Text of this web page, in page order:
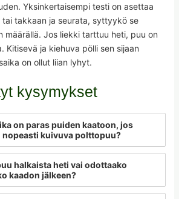
Yksinkertaisempi testi on asettaa
tai takkaan ja seurata, syttyykö se
määrällä. Jos liekki tarttuu heti, puu on
Kitisevä ja kiehuva pölli sen sijaan
on ollut liian lyhyt.
kysymykset
on paras puiden kaatoon, jos
nopeasti kuivuva polttopuu?
halkaista heti vai odottaako
kaadon jälkeen?